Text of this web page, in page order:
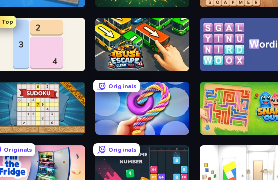
Mahjong Puzzle: Tile Match Word Finder
Top
Puzzle Bus Escape: Clear Jam
Online
Originals
Twisted Tangle Snake Out: Maze Escape
Originals Originals